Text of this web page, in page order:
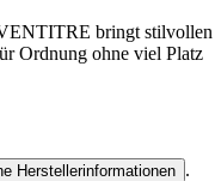
bringt stilvollen
Ordnung ohne viel Platz
Herstellerinformationen .